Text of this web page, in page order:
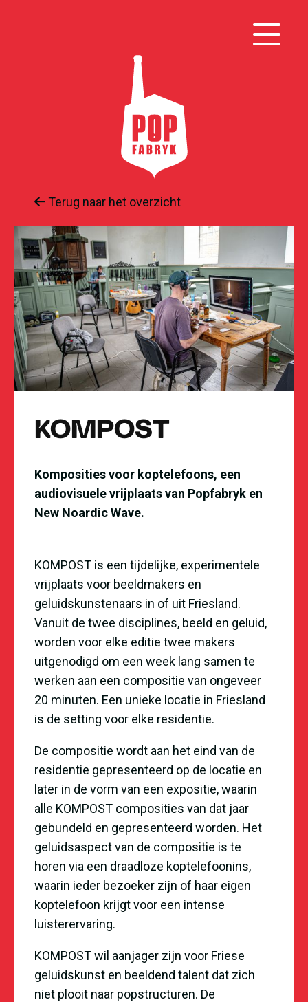
Terug naar het overzicht
KOMPOST
Komposities voor koptelefoons, een
audiovisuele vrijplaats van Popfabryk en
New Noardic Wave.
KOMPOST is een tijdelijke, experimentele
vrijplaats voor beeldmakers en
geluidskunstenaars in of uit Friesland.
Vanuit de twee disciplines, beeld en geluid,
worden voor elke editie twee makers
uitgenodigd om een week lang samen te
werken aan een compositie van ongeveer
20 minuten. Een unieke locatie in Friesland
is de setting voor elke residentie.
De compositie wordt aan het eind van de
residentie gepresenteerd op de locatie en
later in de vorm van een expositie, waarin
alle KOMPOST composities van dat jaar
gebundeld en gepresenteerd worden. Het
geluidsaspect van de compositie is te
horen via een draadloze koptelefoonins,
waarin ieder bezoeker zijn of haar eigen
koptelefoon krijgt voor een intense
luisterervaring.
KOMPOST wil aanjager zijn voor Friese
geluidskunst en beeldend talent dat zich
niet plooit naar popstructuren. De